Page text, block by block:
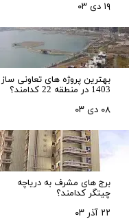
۱۹ دی ۰۳
بهترین پروژه های تعاونی ساز
1403 در منطقه 22 کدامند؟
۰۸ دی ۰۳
برج های مشرف به دریاچه
چیتگر کدامند؟
۲۲ آذر ۰۳